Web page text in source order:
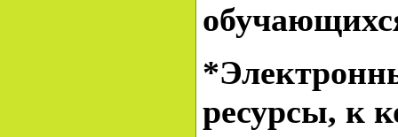
ресурсы, к